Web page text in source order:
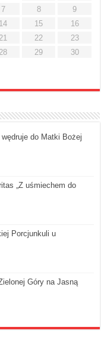
7 8
9
14 15
16
21 22
23
28 29
30
do Matki Bożej
„Z uśmiechem do
Porcjunkuli u
Góry na Jasną